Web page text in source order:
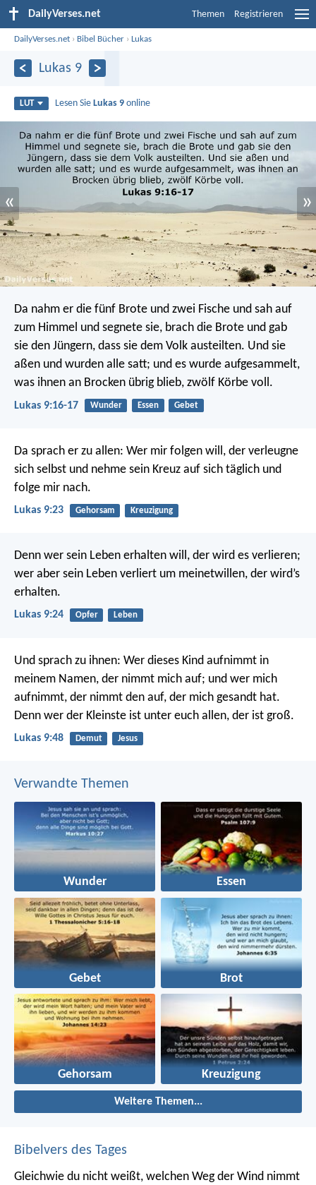
DailyVerses.net Themen Registrieren
DailyVerses.net › Bibel Bücher ›Lukas
Lukas 9
LUT Lesen Sie Lukas 9 online
« »
Da nahm er die fünf Brote und zwei Fische und sah auf
zum Himmel und segnete sie, brach die Brote und gab
sie den Jüngern, dass sie dem Volk austeilten. Und sie
aßen und wurden alle satt; und es wurde aufgesammelt,
was ihnen an Brocken übrig blieb, zwölf Körbe voll.
Lukas 9:16-17 Wunder Essen Gebet
Da sprach er zu allen: Wer mir folgen will, der verleugne
sich selbst und nehme sein Kreuz auf sich täglich und
folge mir nach.
Lukas 9:23 Gehorsam Kreuzigung
Denn wer sein Leben erhalten will, der wird es verlieren;
wer aber sein Leben verliert um meinetwillen, der wird’s
erhalten.
Lukas 9:24 Opfer Leben
Und sprach zu ihnen: Wer dieses Kind aufnimmt in
meinem Namen, der nimmt mich auf; und wer mich
aufnimmt, der nimmt den auf, der mich gesandt hat.
Denn wer der Kleinste ist unter euch allen, der ist groß.
Lukas 9:48 Demut Jesus
Verwandte Themen
Wunder Essen
Gebet Brot
Gehorsam Kreuzigung
Weitere Themen...
Bibelvers des Tages
Gleichwie du nicht weißt, welchen Weg der Wind nimmt